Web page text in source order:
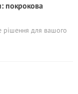
покрокова
рішення для вашого